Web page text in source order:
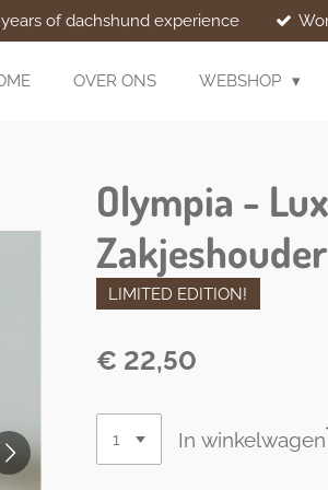
years of dachshund experience
OVER ONS WEBSHOP
Olympia -
Zakjeshouder
LIMITED EDITION!
€ 22,50
In winkelwagen